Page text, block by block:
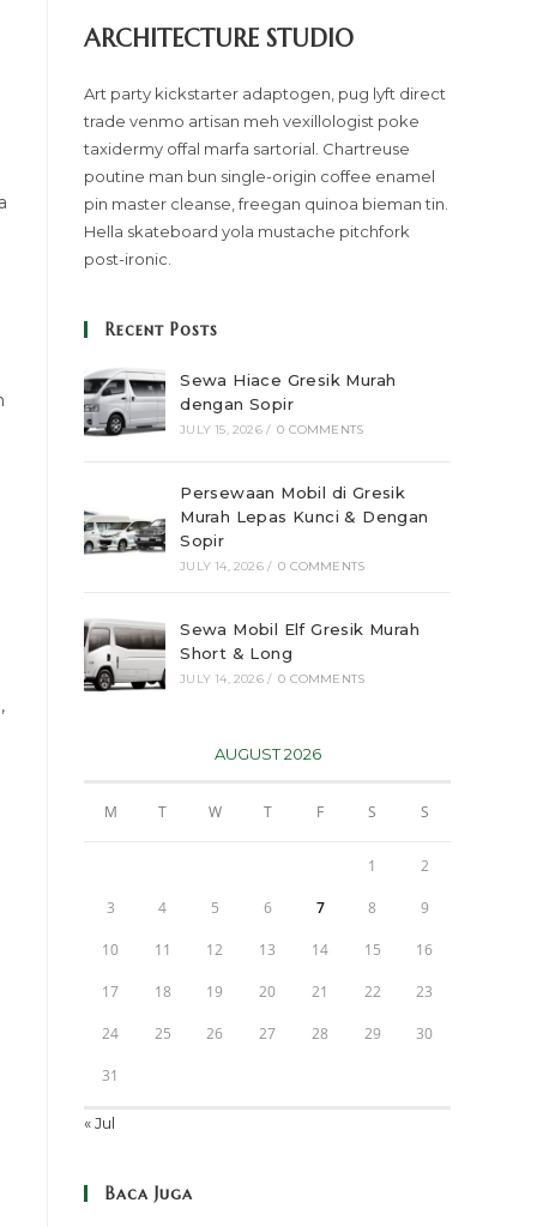
ARCHITECTURE STUDIO
Art party kickstarter adaptogen, pug lyft direct
trade venmo artisan meh vexillologist poke
taxidermy offal marfa sartorial. Chartreuse
poutine man bun single-origin coffee enamel
pin master cleanse, freegan quinoa bieman tin.
Hella skateboard yola mustache pitchfork
post-ironic.
Recent Posts
Sewa Hiace Gresik Murah
dengan Sopir
JULY 15, 2026 / 0 COMMENTS
Persewaan Mobil di Gresik
Murah Lepas Kunci & Dengan
Sopir
JULY 14, 2026 / 0 COMMENTS
Sewa Mobil Elf Gresik Murah
Short & Long
JULY 14, 2026 / 0 COMMENTS
AUGUST 2026
M T W T F S S
1 2
3 4 5 6 7 8 9
10 11 12 13 14 15 16
17 18 19 20 21 22 23
24 25 26 27 28 29 30
31
« Jul
Baca Juga